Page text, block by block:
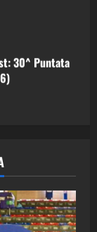
30^ Puntata
29^ Puntata